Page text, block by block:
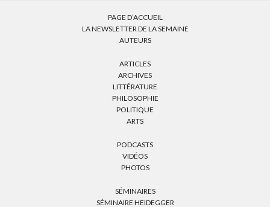
PAGE D’ACCUEIL
LA NEWSLETTER DE LA SEMAINE
AUTEURS
ARTICLES
ARCHIVES
LITTÉRATURE
PHILOSOPHIE
POLITIQUE
ARTS
PODCASTS
VIDÉOS
PHOTOS
SÉMINAIRES
SÉMINAIRE HEIDEGGER